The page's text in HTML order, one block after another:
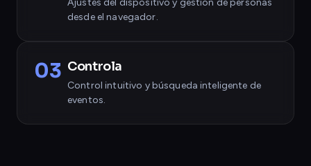
Ajustes del dispositivo y gestión de personas
desde el navegador.
03 Controla
Control intuitivo y búsqueda inteligente de
eventos.